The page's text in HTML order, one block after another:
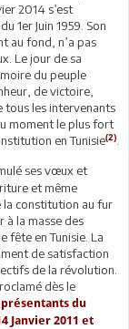
2014 s’est
1er Juin 1959. Son
au fond, n’a pas
Le jour de sa
du peuple
de victoire,
tous les intervenants
moment le plus fort
en Tunisie(2)
ses vœux et
et même
constitution au fur
à la masse des
fête en Tunisie. La
de satisfaction
de la révolution.
dès le
du
Janvier 2011 et